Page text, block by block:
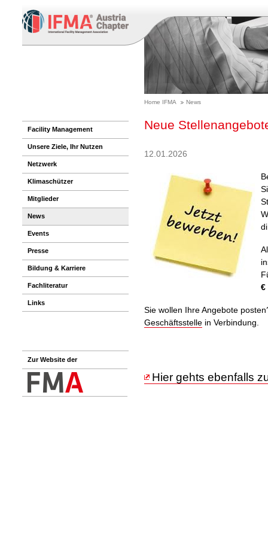
Home IFMA News
Facility Management
Unsere Ziele, Ihr Nutzen
Netzwerk
Klimaschützer
Mitglieder
News
Events
Presse
Bildung & Karriere
Fachliteratur
Links
Zur Website der
Neue
12.01.2026
€
Sie wollen Ihre Angebote
Geschäftsstelle in Verbindung.
Hier gehts ebenfalls